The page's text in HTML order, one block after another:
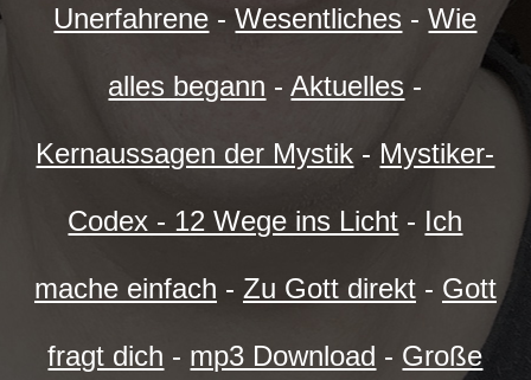
Unerfahrene -Wesentliches -Wie
alles begann -Aktuelles -
Kernaussagen der Mystik - Mystiker-
Codex - 12 Wege ins Licht - Ich
mache einfach - Zu Gott direkt- Gott
fragt dich - mp3 Download - Große